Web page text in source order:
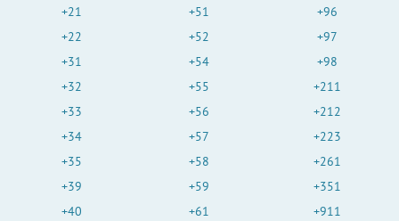
+21
+22
+31
+32
+33
+34
+35
+39
+40
+51
+52
+54
+55
+56
+57
+58
+59
+61
+96
+97
+98
+211
+212
+223
+261
+351
+911